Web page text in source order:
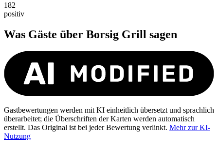
182
positiv
Was Gäste über Borsig Grill sagen
Gastbewertungen werden mit KI einheitlich übersetzt und sprachlich
überarbeitet; die Überschriften der Karten werden automatisch
erstellt. Das Original ist bei jeder Bewertung verlinkt. Mehr zur KI-
Nutzung